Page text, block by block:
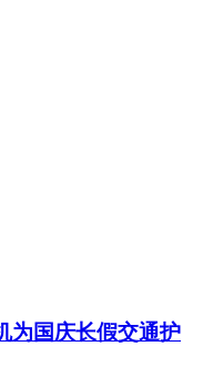
为国庆长假交通护